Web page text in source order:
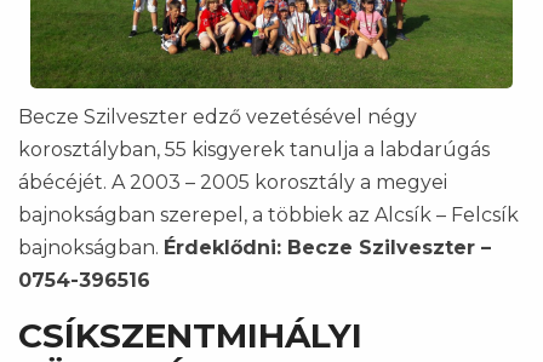
Becze Szilveszter edző vezetésével négy
korosztályban, 55 kisgyerek tanulja a labdarúgás
ábécéjét. A 2003 – 2005 korosztály a megyei
bajnokságban szerepel, a többiek az Alcsík – Felcsík
bajnokságban. Érdeklődni: Becze Szilveszter –
0754-396516
CSÍKSZENTMIHÁLYI